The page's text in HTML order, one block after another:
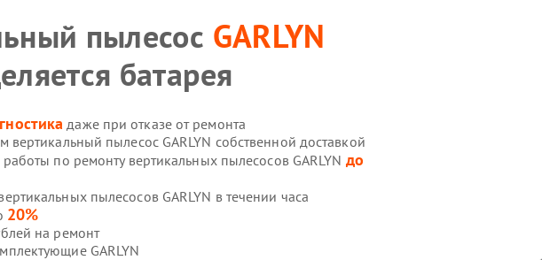
пылесос GARLYN
батарея
даже при отказе от ремонта
вертикальный пылесос GARLYN собственной доставкой
по ремонту вертикальных пылесосов GARLYN до
пылесосов GARLYN в течении часа
20%
на ремонт
GARLYN